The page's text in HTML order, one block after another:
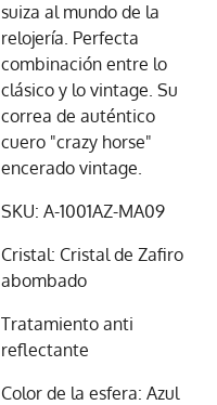
suiza al mundo de la
relojería. Perfecta
combinación entre lo
clásico y lo vintage. Su
correa de auténtico
cuero "crazy horse"
encerado vintage.
SKU: A-1001AZ-MA09
Cristal: Cristal de Zafiro
abombado
Tratamiento anti
reflectante
Color de la esfera: Azul